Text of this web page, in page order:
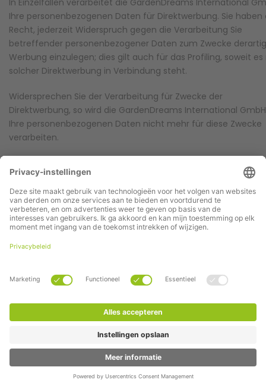
In Einzelfällen verarbeitet die GardenDreams International
Ihre personenbezogenen Daten für Direktwerbung. Sie haben
Recht, jederzeit Widerspruch gegen die Verarbeitung Sie
betreffender personenbezogener Daten zum Zwecke
Werbung einzulegen; dies gilt auch für das Profiling, soweit
solcher Direktwerbung in Verbindung steht.
Widersprechen Sie der Verarbeitung für Zwecke der
Direktwerbung, so wird die GardenDreams International GmbH
Ihre personenbezogenen Daten nicht mehr für diese Zwecke
verarbeiten.
gerichtet werden an:
GardenDreams International GmbH
Bechsteinstraße 8
DE-48488 Emsbüren
E-Mail: datenschutz[at]GardenDreams.de
Ihnen steht im Zusammenhang mit der Verarbeitung Ihrer
personenbezogenen Daten außerdem ein Beschwerderecht
einer Aufsichtsbehörde für Datenschutz zu:
Die Landesbeauftragte für den Datenschutz Niedersachsen
Offerte aanvragen